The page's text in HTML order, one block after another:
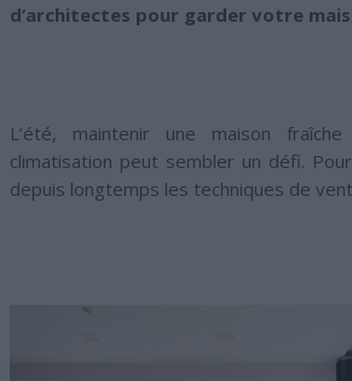
d’architectes pour garder votre
L’été, maintenir une maison
climatisation peut sembler un défi.
depuis longtemps les techniques de